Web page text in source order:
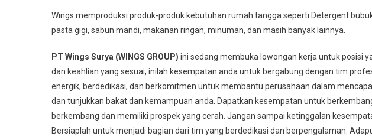
Wings memproduksi produk-produk kebutuhan rumah tangga seperti Detergent
pasta gigi, sabun mandi, makanan ringan, minuman, dan masih banyak lainnya.
PT Wings Surya (WINGS GROUP) ini sedang membuka lowongan kerja untuk posisi
dan keahlian yang sesuai, inilah kesempatan anda untuk bergabung dengan tim
energik, berdedikasi, dan berkomitmen untuk membantu perusahaan dalam
dan tunjukkan bakat dan kemampuan anda. Dapatkan kesempatan untuk
berkembang dan memiliki prospek yang cerah. Jangan sampai ketinggalan
Bersiaplah untuk menjadi bagian dari tim yang berdedikasi dan berpengalaman.